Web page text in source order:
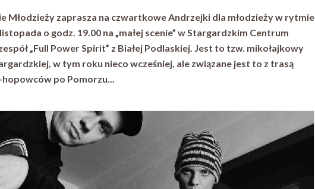
Młodzieży zaprasza na czwartkowe Andrzejki dla młodzieży w rytmie
o godz. 19.00 na „małej scenie” w Stargardzkim Centrum
„Full Power Spirit” z Białej Podlaskiej. Jest to tzw. mikołajkowy
w tym roku nieco wcześniej, ale związane jest to z trasą
po Pomorzu...